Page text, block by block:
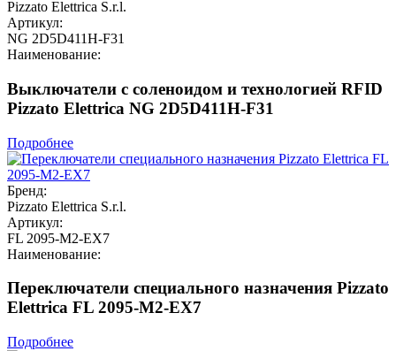
Pizzato Elettrica S.r.l.
Артикул:
NG 2D5D411H-F31
Наименование:
Выключатели с соленоидом и технологией RFID
Pizzato Elettrica NG 2D5D411H-F31
Подробнее
Бренд:
Pizzato Elettrica S.r.l.
Артикул:
FL 2095-M2-EX7
Наименование:
Переключатели специального назначения Pizzato
Elettrica FL 2095-M2-EX7
Подробнее